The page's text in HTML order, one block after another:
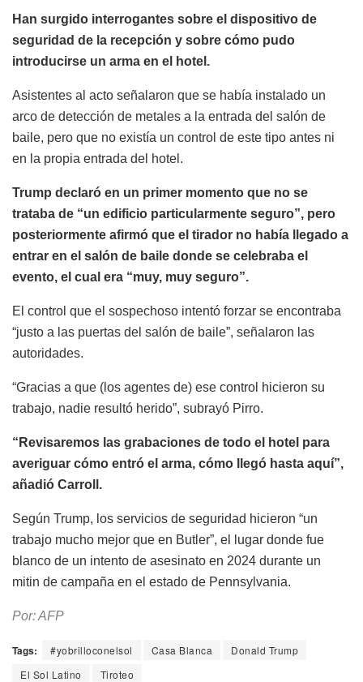
Han surgido interrogantes sobre el dispositivo de
seguridad de la recepción y sobre cómo pudo
introducirse un arma en el hotel.
Asistentes al acto señalaron que se había instalado un
arco de detección de metales a la entrada del salón de
baile, pero que no existía un control de este tipo antes ni
en la propia entrada del hotel.
Trump declaró en un primer momento que no se
trataba de “un edificio particularmente seguro”, pero
posteriormente afirmó que el tirador no había llegado a
entrar en el salón de baile donde se celebraba el
evento, el cual era “muy, muy seguro”.
El control que el sospechoso intentó forzar se encontraba
“justo a las puertas del salón de baile”, señalaron las
autoridades.
“Gracias a que (los agentes de) ese control hicieron su
trabajo, nadie resultó herido”, subrayó Pirro.
“Revisaremos las grabaciones de todo el hotel para
averiguar cómo entró el arma, cómo llegó hasta aquí”,
añadió Carroll.
Según Trump, los servicios de seguridad hicieron “un
trabajo mucho mejor que en Butler”, el lugar donde fue
blanco de un intento de asesinato en 2024 durante un
mitin de campaña en el estado de Pennsylvania.
Por: AFP
Tags: #yobrilloconelsol Casa Blanca
Donald Trump
El Sol Latino
Tiroteo